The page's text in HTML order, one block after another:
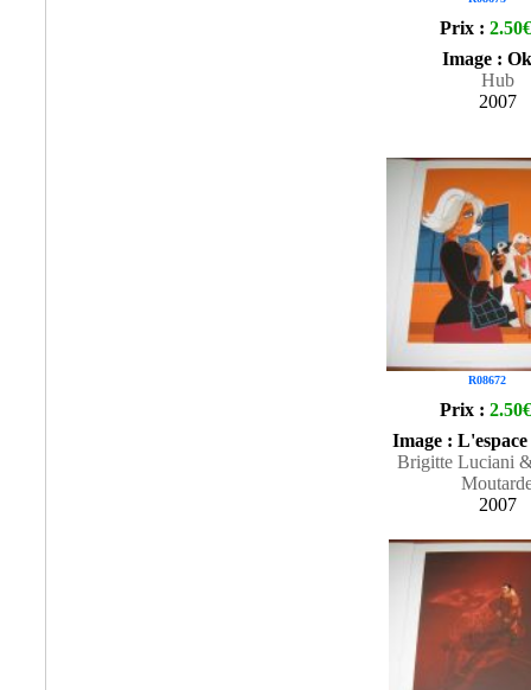
Prix : 2.50€
Image :
Hub
2007
R08672
Prix : 2.50€
Image :
Brigitte Luciani
2007